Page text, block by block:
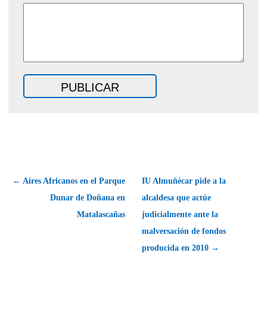
← Aires Africanos en el Parque
Dunar de Doñana en
Matalascañas
IU Almuñécar pide a la
alcaldesa que actúe
judicialmente ante la
malversación de fondos
producida en 2010 →